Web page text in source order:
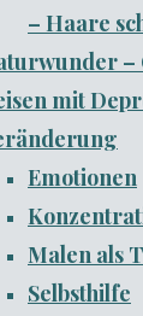
– Haare
–
mit
Emotionen
Malen als
Selbsthilfe